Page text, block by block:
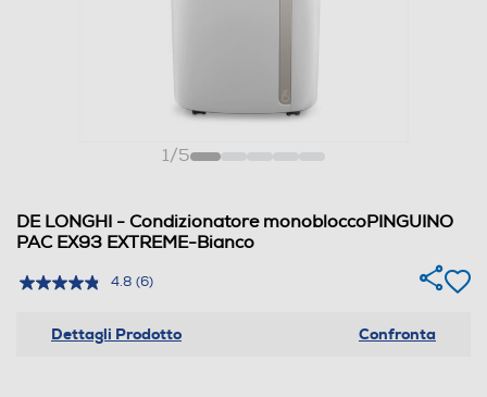
1/5
DE LONGHI - Condizionatore monobloccoPINGUINO
PAC EX93 EXTREME-Bianco
4.8 (6)
Dettagli Prodotto Confronta